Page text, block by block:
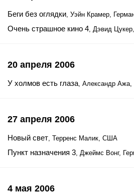
Беги без оглядки, Уэйн Крамер,
Очень страшное кино 4, Дэвид
20 апреля 2006
У холмов есть глаза, Александр
27 апреля 2006
Новый свет, Терренс Малик, США
Пункт назначения 3, Джеймс Вонг,
4 мая 2006